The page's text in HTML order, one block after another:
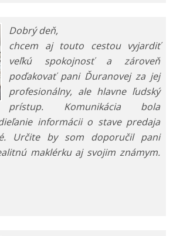
Dobrý deň,
chcem aj touto cestou vyjardiť
veľkú spokojnosť a zároveň
poďakovať pani Ďuranovej za jej
profesionálny, ale hlavne ľudský
prístup. Komunikácia bola
informácii o stave predaja
Určite by som doporučil pani
maklérku aj svojim známym.